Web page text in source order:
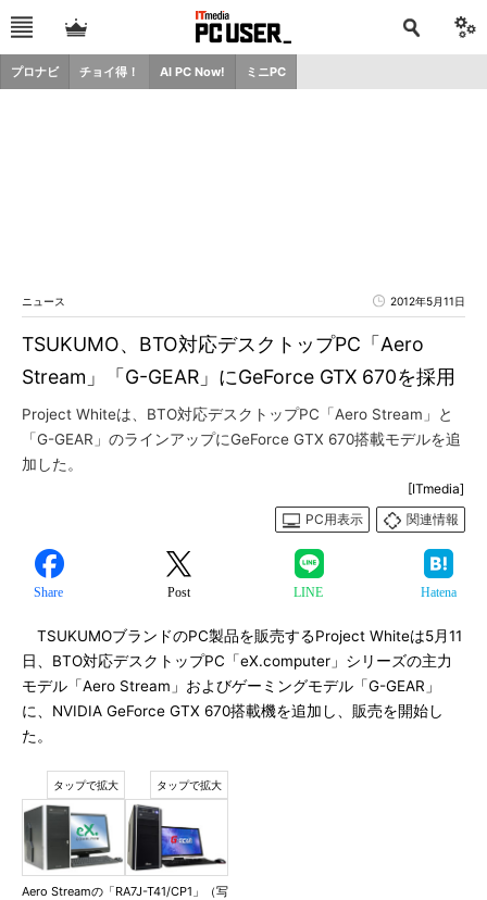
プロナビ チョイ得！ AI PC Now! ミニPC
ニュース 2012年5月11日
TSUKUMO、BTO対応デスクトップPC「Aero
Stream」「G-GEAR」にGeForce GTX 670を採用
Project Whiteは、BTO対応デスクトップPC「Aero Stream」と
「G-GEAR」のラインアップにGeForce GTX 670搭載モデルを追
加した。
[ITmedia]
PC用表示
関連情報
Share Post LINE Hatena
TSUKUMOブランドのPC製品を販売するProject Whiteは5月11
日、BTO対応デスクトップPC「eX.computer」シリーズの主力
モデル「Aero Stream」およびゲーミングモデル「G-GEAR」
に、NVIDIA GeForce GTX 670搭載機を追加し、販売を開始し
た。
Aero Streamの「RA7J-T41/CP1」（写